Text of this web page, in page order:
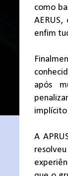
como
enfim
após
implícito
A